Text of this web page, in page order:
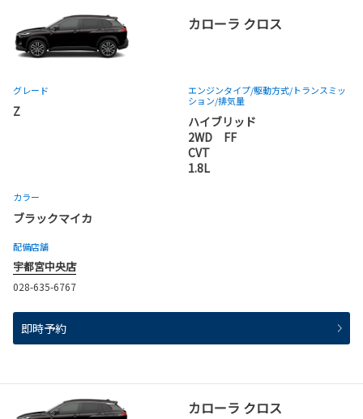
カローラ クロス
グレード
Z
エンジンタイプ/駆動方式/トランスミッ
ション/排気量
ハイブリッド
2WD FF
CVT
1.8L
カラー
ブラックマイカ
配備店舗
宇都宮中央店
028-635-6767
即時予約
カローラ クロス